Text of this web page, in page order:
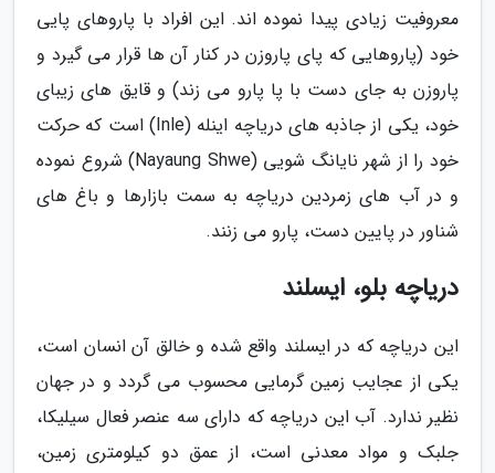
معروفیت زیادی پیدا نموده اند. این افراد با پاروهای پایی
خود (پاروهایی که پای پاروزن در کنار آن ها قرار می گیرد و
پاروزن به جای دست با پا پارو می زند) و قایق های زیبای
خود، یکی از جاذبه های دریاچه اینله (Inle) است که حرکت
خود را از شهر نایانگ شویی (Nayaung Shwe) شروع نموده
و در آب های زمردین دریاچه به سمت بازارها و باغ های
شناور در پایین دست، پارو می زنند.
دریاچه بلو، ایسلند
این دریاچه که در ایسلند واقع شده و خالق آن انسان است،
یکی از عجایب زمین گرمایی محسوب می گردد و در جهان
نظیر ندارد. آب این دریاچه که دارای سه عنصر فعال سیلیکا،
جلبک و مواد معدنی است، از عمق دو کیلومتری زمین،